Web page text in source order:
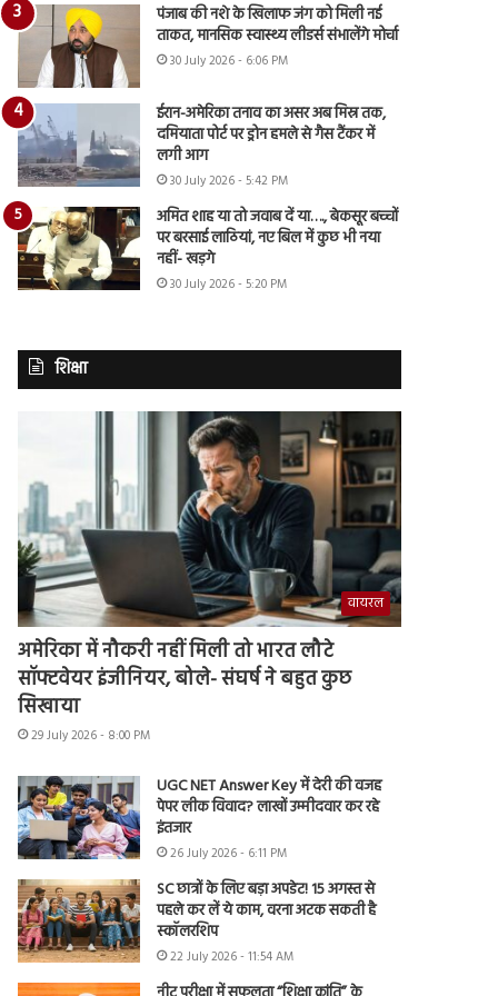
पंजाब की नशे के खिलाफ जंग को मिली नई
ताकत, मानसिक स्वास्थ्य लीडर्स संभालेंगे मोर्चा
30 July 2026 - 6:06 PM
ईरान-अमेरिका तनाव का असर अब मिस्र तक,
दमियाता पोर्ट पर ड्रोन हमले से गैस टैंकर में
लगी आग
30 July 2026 - 5:42 PM
अमित शाह या तो जवाब दें या…., बेकसूर बच्चों
पर बरसाई लाठियां, नए बिल में कुछ भी नया
नहीं- खड़गे
30 July 2026 - 5:20 PM
शिक्षा
वायरल
अमेरिका में नौकरी नहीं मिली तो भारत लौटे
सॉफ्टवेयर इंजीनियर, बोले- संघर्ष ने बहुत कुछ
सिखाया
29 July 2026 - 8:00 PM
UGC NET Answer Key में देरी की वजह
पेपर लीक विवाद? लाखों उम्मीदवार कर रहे
इंतजार
26 July 2026 - 6:11 PM
SC छात्रों के लिए बड़ा अपडेट! 15 अगस्त से
पहले कर लें ये काम, वरना अटक सकती है
स्कॉलरशिप
22 July 2026 - 11:54 AM